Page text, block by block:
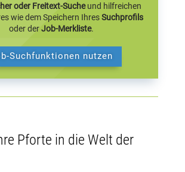
oder Freitext-Sucheund hilfreichen
wie dem Speichern IhresSuchprofils
oder derJob-Merkliste.
Suchfunktionen nutzen
Pforte in die Welt der